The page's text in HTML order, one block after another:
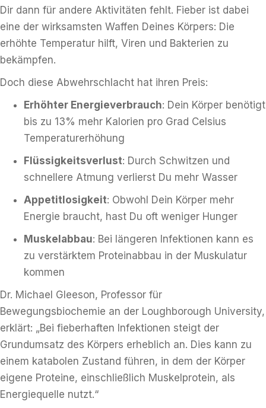
Dir dann für andere Aktivitäten fehlt. Fieber ist dabei
eine der wirksamsten Waffen Deines Körpers: Die
erhöhte Temperatur hilft, Viren und Bakterien zu
bekämpfen.
Doch diese Abwehrschlacht hat ihren Preis:
Erhöhter Energieverbrauch: Dein Körper benötigt
bis zu 13% mehr Kalorien pro Grad Celsius
Temperaturerhöhung
Flüssigkeitsverlust: Durch Schwitzen und
schnellere Atmung verlierst Du mehr Wasser
Appetitlosigkeit: Obwohl Dein Körper mehr
Energie braucht, hast Du oft weniger Hunger
Muskelabbau: Bei längeren Infektionen kann es
zu verstärktem Proteinabbau in der Muskulatur
kommen
Dr. Michael Gleeson, Professor für
Bewegungsbiochemie an der Loughborough University,
erklärt: „Bei fieberhaften Infektionen steigt der
Grundumsatz des Körpers erheblich an. Dies kann zu
einem katabolen Zustand führen, in dem der Körper
eigene Proteine, einschließlich Muskelprotein, als
Energiequelle nutzt.“